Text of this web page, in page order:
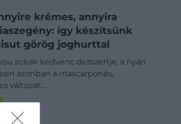
krémes, annyira
így készítsünk
görög joghurttal
sokak kedvenc desszertje, a nyári
azonban a mascarponés,
változat…